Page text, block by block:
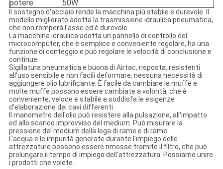
potere 50W
Il sostegno d'acciaio rende la macchina più stabile e durevole. Il
modello migliorato adotta la trasmissione idraulica pneumatica,
che non romperà l'asse ed è durevole.
La macchina idraulica adotta un pannello di controllo del
microcomputer, che è semplice e conveniente regolare, ha una
funzione di conteggio e può regolare le velocità di conclusione e
continue.
Sigillatura pneumatica e buona di Airtac, risposta, resistenti
all'uso sensibile e non facili deformare, nessuna necessità di
aggiungere olio lubrificante. È facile da cambiare le muffe e
molte muffe possono essere cambiate a volontà, che è
conveniente, veloce e stabile e soddisfa le esigenze
d'elaborazione dei cavi differenti.
Il manometro dell'olio può resistere alla pulsazione, all'impatto
ed allo scarico improvviso del medium. Può misurare la
pressione del medium della lega di rame e di rame.
L'acqua e le impurità generate durante l'impiego delle
attrezzature possono essere rimosse tramite il filtro, che può
prolungare il tempo di impiego dell'attrezzatura. Possiamo unire
i prodotti che volete.